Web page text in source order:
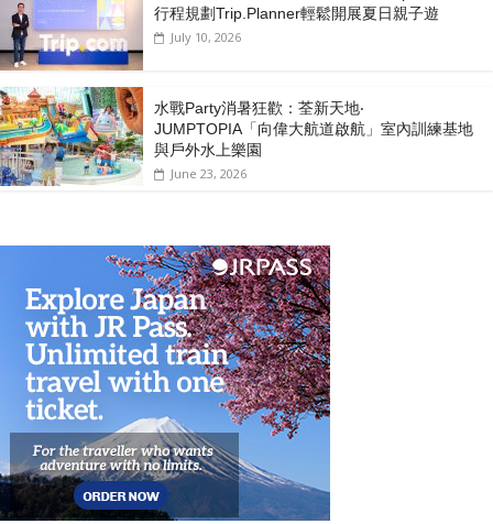
行程規劃Trip.Planner輕鬆開展夏日親子遊
July 10, 2026
水戰Party消暑狂歡：荃新天地‧
JUMPTOPIA「向偉大航道啟航」室內訓練基地
與戶外水上樂園
June 23, 2026